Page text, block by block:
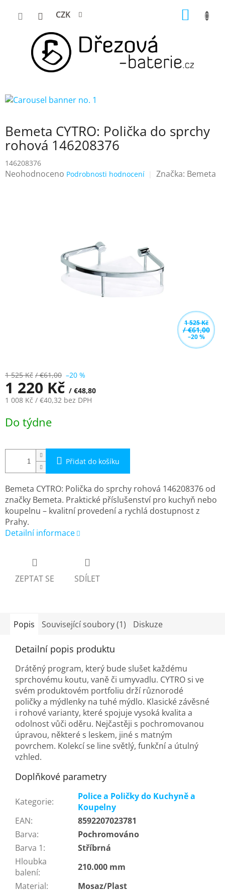
CZK
Bemeta CYTRO: Polička do sprchy
rohová 146208376
146208376
Průměrné
Neohodnoceno Podrobnosti hodnocení Značka: Bemeta
1 525 Kč
/ €61,00
–20 %
1 525 Kč / €61,00 –20 %
1 220 Kč / €48,80
1 008 Kč / €40,32 bez DPH
cena:
Do týdne
Přidat do košíku
Bemeta CYTRO: Polička do sprchy rohová 146208376 od
značky Bemeta. Praktické příslušenství pro kuchyň nebo
koupelnu – kvalitní provedení a rychlá dostupnost z
Prahy.
Detailní informace
ZEPTAT SE SDÍLET
Popis Související soubory (1) Diskuze
Detailní popis produktu
Drátěný program, který bude slušet každému
sprchovému koutu, vaně či umyvadlu. CYTRO si ve
svém produktovém portfoliu drží různorodé
poličky a mýdlenky na tuhé mýdlo. Klasické závěsné
i rohové varianty, které spojuje vysoká kvalita a
odolnost vůči oděru. Nejčastěji s pochromovanou
úpravou, některé s leskem, jiné s matným
povrchem. Kolekcí se line světlý, funkční a útulný
vzhled.
Doplňkové parametry
Kategorie:
Police a Poličky do Kuchyně a
Koupelny
EAN:
8592207023781
Barva:
Pochromováno
Barva 1:
Stříbrná
Hloubka
balení:
210.000 mm
Material:
Mosaz/Plast